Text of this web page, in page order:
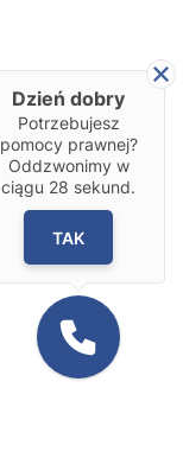
Dzień dobry
Potrzebujesz
pomocy prawnej?
Oddzwonimy w
ciągu 28 sekund.
TAK